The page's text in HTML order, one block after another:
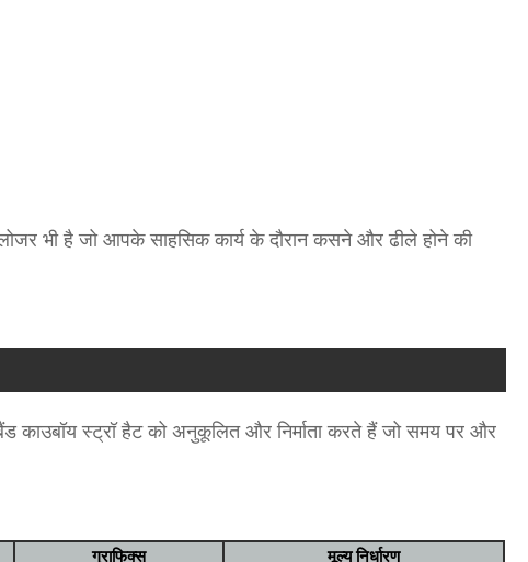
भी है जो आपके साहसिक कार्य के दौरान कसने और ढीले होने की
काउबॉय स्ट्रॉ हैट को अनुकूलित और निर्माता करते हैं जो समय पर और
ग्राफिक्स मूल्य निर्धारण